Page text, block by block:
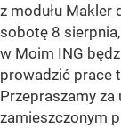
z modułu Makler
sobotę 8
w Moim ING
prowadzić prace
Przepraszamy za
zamieszczonym